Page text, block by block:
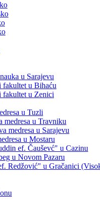
u Sarajevu
fakultet u Bihaću
fakultet u Zenici
u Tuzli
medresa u Travniku
medresa u Sarajevu
u Mostaru
ef. Čauševć" u Cazinu
u Novom Pazaru
Redžović" u Gračanici